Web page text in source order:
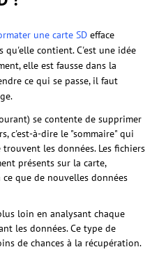
une carte SD efface
contient. C'est une idée
elle est fausse dans la
ce qui se passe, il faut
se contente de supprimer
c'est-à-dire le "sommaire" qui
les données. Les fichiers
présents sur la carte,
que de nouvelles données
loin en analysant chaque
les données. Ce type de
de chances à la récupération.